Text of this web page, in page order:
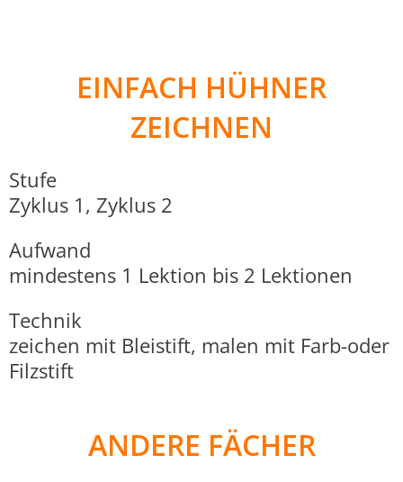
EINFACH HÜHNER
ZEICHNEN
Stufe
Zyklus 1, Zyklus 2
Aufwand
mindestens 1 Lektion bis 2 Lektionen
Technik
zeichen mit Bleistift, malen mit Farb-oder
Filzstift
ANDERE FÄCHER